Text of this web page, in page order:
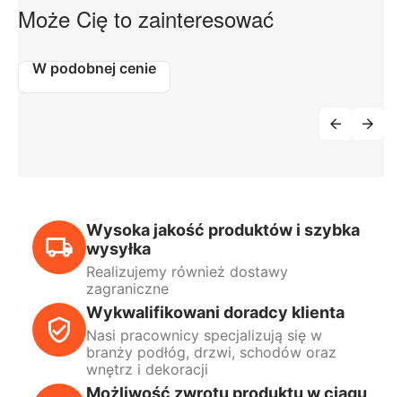
Może Cię to zainteresować
W podobnej cenie
Wysoka jakość produktów i szybka
wysyłka
Realizujemy również dostawy
zagraniczne
Wykwalifikowani doradcy klienta
Nasi pracownicy specjalizują się w
branży podłóg, drzwi, schodów oraz
wnętrz i dekoracji
Możliwość zwrotu produktu w ciągu